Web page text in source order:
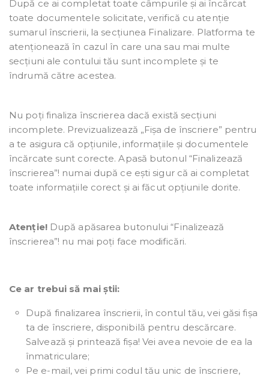
După ce ai completat toate câmpurile și ai încărcat
toate documentele solicitate, verifică cu atenție
sumarul înscrierii, la secțiunea Finalizare. Platforma te
atenționează în cazul în care una sau mai multe
secțiuni ale contului tău sunt incomplete și te
îndrumă către acestea.
Nu poți finaliza înscrierea dacă există secțiuni
incomplete. Previzualizează „Fișa de înscriere” pentru
a te asigura că opțiunile, informațiile și documentele
încărcate sunt corecte. Apasă butonul “Finalizează
înscrierea”! numai după ce ești sigur că ai completat
toate informațiile corect și ai făcut opțiunile dorite.
Atenție!După apăsarea butonului “Finalizează
înscrierea”! nu mai poți face modificări.
Ce ar trebui să mai știi:
După finalizarea înscrierii, în contul tău, vei găsi fișa
ta de înscriere, disponibilă pentru descărcare.
Salvează și printează fișa! Vei avea nevoie de ea la
înmatriculare;
Pe e-mail, vei primi codul tău unic de înscriere,